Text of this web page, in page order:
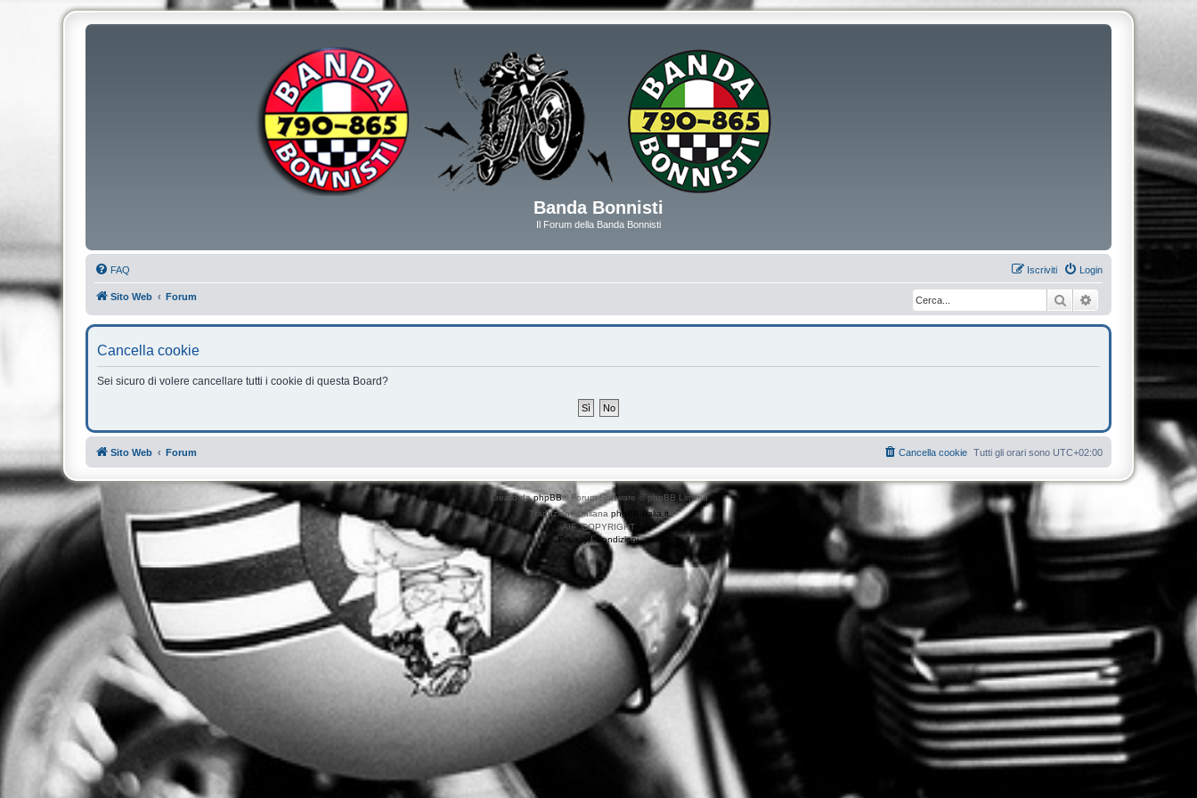
Banda Bonnisti
Il Forum della Banda Bonnisti
FAQ Login
Iscriviti
Sito Web Forum Cerca Ricerca avanzata
Cancella cookie
Sei sicuro di volere cancellare tutti i cookie di questa Board?
Sito Web Forum Tutti gli orari sono UTC+02:00
Cancella cookie
Creato daphpBB® Forum Software © phpBB Limited
Traduzione Italiana phpBB-Italia.it
AIF_COPYRIGHT
Privacy | Condizioni